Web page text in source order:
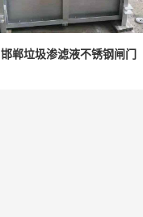
邯郸垃圾渗滤液不锈钢闸门